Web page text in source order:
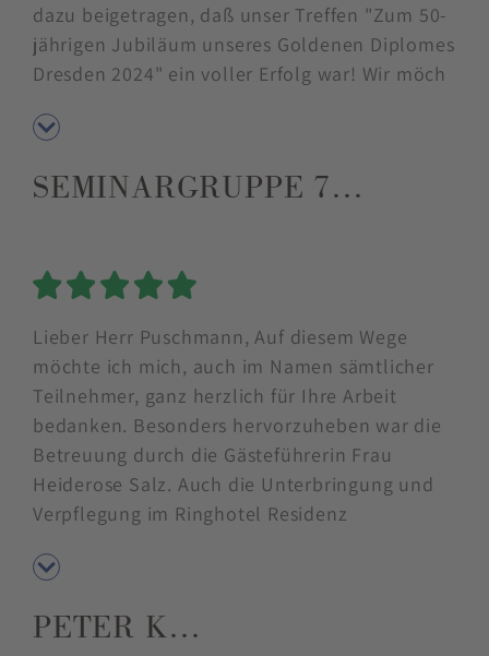
dazu beigetragen, daß unser Treffen "Zum 50-
jährigen Jubiläum unseres Goldenen Diplomes
Dresden 2024" ein voller Erfolg war! Wir möch
SEMINARGRUPPE 7…
Lieber Herr Puschmann, Auf diesem Wege
möchte ich mich, auch im Namen sämtlicher
Teilnehmer, ganz herzlich für Ihre Arbeit
bedanken. Besonders hervorzuheben war die
Betreuung durch die Gästeführerin Frau
Heiderose Salz. Auch die Unterbringung und
Verpflegung im Ringhotel Residenz
PETER K…